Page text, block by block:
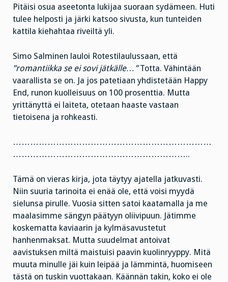
Pitäisi osua aseetonta lukijaa suoraan sydämeen. Huti
tulee helposti ja järki katsoo sivusta, kun tunteiden
kattila kiehahtaa riveiltä yli.
Simo Salminen lauloi Rotestilaulussaan, että
”romantiikka se ei sovi jätkälle…”Totta. Vähintään
vaarallista se on. Ja jos patetiaan yhdistetään Happy
End, runon kuolleisuus on 100 prosenttia. Mutta
yrittänyttä ei laiteta, otetaan haaste vastaan
tietoisena ja rohkeasti.
……………………………………………………………
……………………………………………………..
Tämä on vieras kirja, jota täytyy ajatella jatkuvasti.
Niin suuria tarinoita ei enää ole, että voisi myydä
sielunsa pirulle. Vuosia sitten satoi kaatamalla ja me
maalasimme sängyn päätyyn oliivipuun. Jätimme
koskematta kaviaarin ja kylmäsavustetut
hanhenmaksat. Mutta suudelmat antoivat
aavistuksen miltä maistuisi paavin kuolinryyppy. Mitä
muuta minulle jäi kuin leipää ja lämmintä, huomiseen
tästä on tuskin vuottakaan. Käännän takin, koko ei ole